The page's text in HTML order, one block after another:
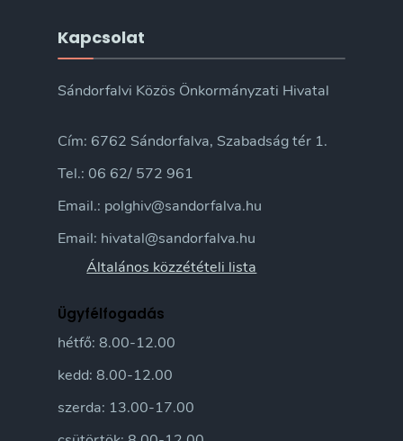
Kapcsolat
Sándorfalvi Közös Önkormányzati Hivatal
Cím: 6762 Sándorfalva, Szabadság tér 1.
Tel.: 06 62/ 572 961
Email.: polghiv@sandorfalva.hu
Email: hivatal@sandorfalva.hu
Általános közzétételi lista
Ügyfélfogadás
hétfő: 8.00-12.00
kedd: 8.00-12.00
szerda: 13.00-17.00